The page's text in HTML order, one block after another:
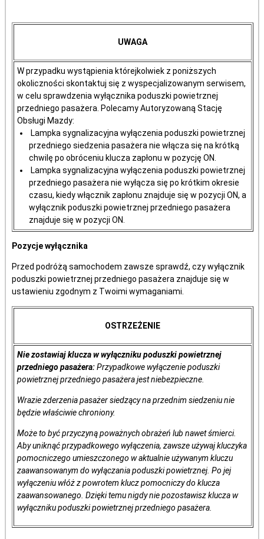
UWAGA
W przypadku wystąpienia którejkolwiek z poniższych
okoliczności skontaktuj się z wyspecjalizowanym serwisem,
w celu sprawdzenia wyłącznika poduszki powietrznej
przedniego pasażera. Polecamy Autoryzowaną Stację
Obsługi Mazdy:
Lampka sygnalizacyjna wyłączenia poduszki powietrznej
przedniego siedzenia pasażera nie włącza się na krótką
chwilę po obróceniu klucza zapłonu w pozycję ON.
Lampka sygnalizacyjna wyłączenia poduszki powietrznej
przedniego pasażera nie wyłącza się po krótkim okresie
czasu, kiedy włącznik zapłonu znajduje się w pozycji ON, a
wyłącznik poduszki powietrznej przedniego pasażera
znajduje się w pozycji ON.
Pozycje wyłącznika
Przed podróżą samochodem zawsze sprawdź, czy wyłącznik
poduszki powietrznej przedniego pasażera znajduje się w
ustawieniu zgodnym z Twoimi wymaganiami.
OSTRZEŻENIE
Nie zostawiaj klucza w wyłączniku poduszki powietrznej
przedniego pasażera:Przypadkowe wyłączenie poduszki
powietrznej przedniego pasażera jest niebezpieczne.
Wrazie zderzenia pasażer siedzący na przednim siedzeniu nie
będzie właściwie chroniony.
Może to być przyczyną poważnych obrażeń lub nawet śmierci.
Aby uniknąć przypadkowego wyłączenia, zawsze używaj kluczyka
pomocniczego umieszczonego w aktualnie używanym kluczu
zaawansowanym do wyłączania poduszki powietrznej. Po jej
wyłączeniu włóż z powrotem klucz pomocniczy do klucza
zaawansowanego. Dzięki temu nigdy nie pozostawisz klucza w
wyłączniku poduszki powietrznej przedniego pasażera.